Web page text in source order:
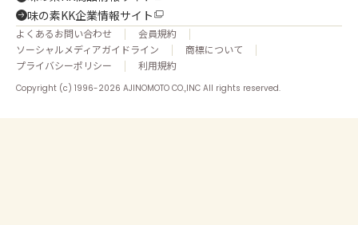
味の素KK企業情報サイト
よくあるお問い合わせ
会員規約
ソーシャルメディアガイドライン
商標について
プライバシーポリシー
利用規約
Copyright (c) 1996-2026 AJINOMOTO CO.,INC All rights reserved.